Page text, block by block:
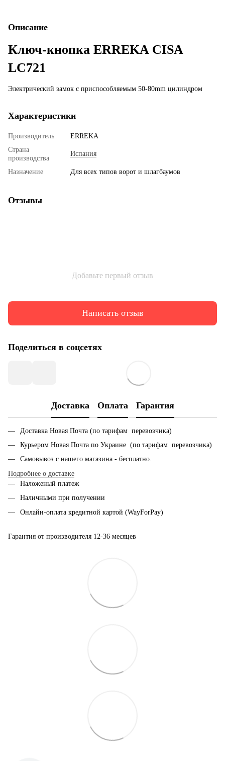
Описание
Ключ-кнопка ERREKA CISA
LC721
Электрический замок с приспособляемым 50-80mm цилиндром
Характеристики
Производитель
ERREKA
Страна
производства
Испания
Назначение Для всех типов ворот и шлагбаумов
Отзывы
Добавьте первый отзыв
Написать отзыв
Поделиться в соцсетях
Доставка Оплата Гарантия
Доставка Новая Почта (по тарифам перевозчика)
Курьером Новая Почта по Украине (по тарифам перевозчика)
Самовывоз с нашего магазина - бесплатно.
Подробнее о доставке
Наложеный платеж
Наличными при получении
Онлайн-оплата кредитной картой (WayForPay)
Гарантия от производителя 12-36 месяцев